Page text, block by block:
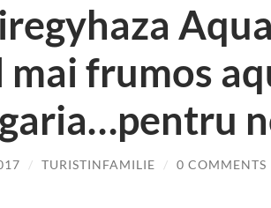
mai frumos
/ TURISTINFAMILIE / 0 COMMENTS